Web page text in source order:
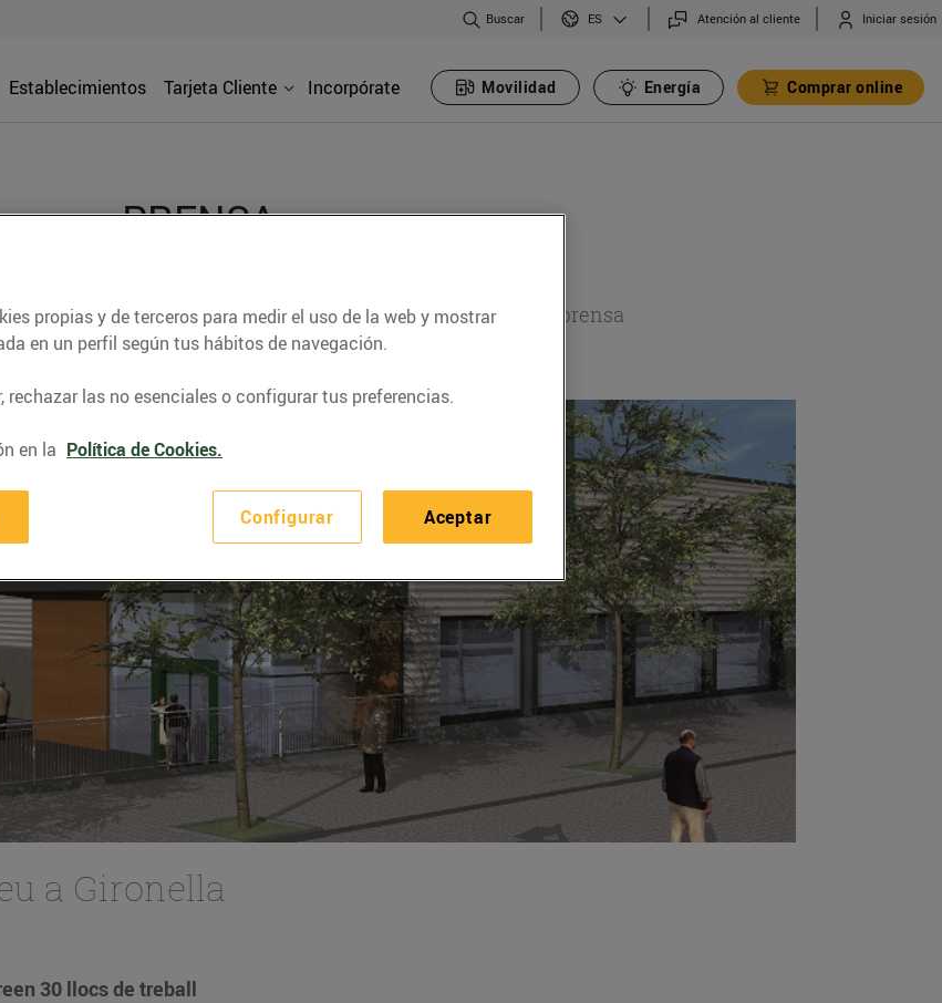
Buscar ES Atención al cliente Iniciar sesión
Establecimientos Tarjeta Cliente Incorpórate Movilidad Energía Comprar online
PRENSA
supermercados Bonpreu y Esclat a través de la sección de prensa
a Gironella
30 llocs de treball
propias y de terceros para medir el uso de la web y mostrar
en un perfil según tus hábitos de navegación.
rechazar las no esenciales o configurar tus preferencias.
en la Política de Cookies.
Configurar Aceptar